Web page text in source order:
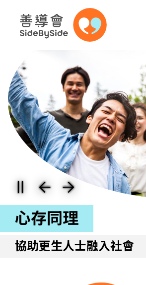
跳到內容（按回車鍵）
曲/編曲：謝大
監製：謝大順 /
網上商店 捐助支持
A A EN繁 简
心存同理
協助更生人士融入社會